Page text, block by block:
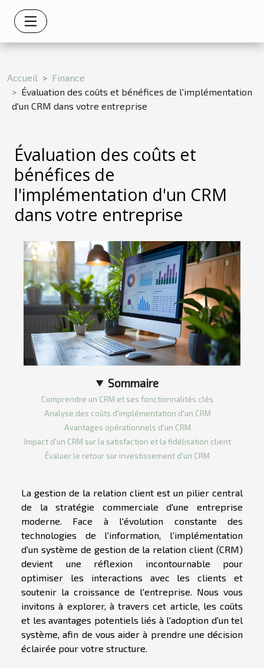
Accueil
Finance
Évaluation des coûts et bénéfices de l'implémentation
d'un CRM dans votre entreprise
Évaluation des coûts et
bénéfices de
l'implémentation d'un CRM
dans votre entreprise
Sommaire
Comprendre un CRM et ses fonctionnalités clés
Analyse des coûts d'implémentation d'un CRM
Avantages opérationnels d'un CRM
Impact d'un CRM sur la satisfaction et la fidélisation client
Évaluer le retour sur investissement d'un CRM
La gestion de la relation client est un pilier central
de la stratégie commerciale d'une entreprise
moderne. Face à l'évolution constante des
technologies de l'information, l'implémentation
d'un système de gestion de la relation client (CRM)
devient une réflexion incontournable pour
optimiser les interactions avec les clients et
soutenir la croissance de l'entreprise. Nous vous
invitons à explorer, à travers cet article, les coûts
et les avantages potentiels liés à l'adoption d'un tel
système, afin de vous aider à prendre une décision
éclairée pour votre structure.